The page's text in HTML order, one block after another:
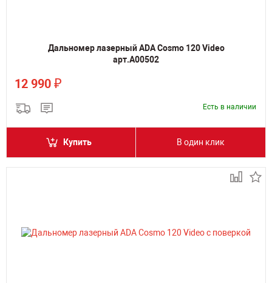
Дальномер лазерный ADA Cosmo 120 Video
арт.А00502
12 990 ₽
Есть в наличии
Купить В один клик